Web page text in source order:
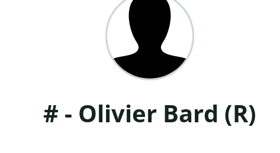
# - Olivier Bard (R)